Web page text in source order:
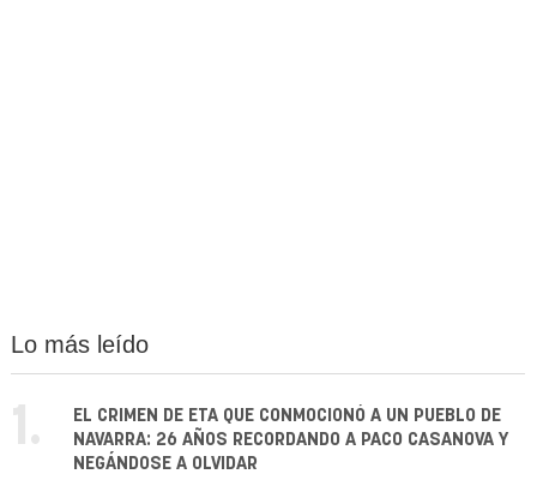
Lo más leído
1.
EL CRIMEN DE ETA QUE CONMOCIONÓ A UN PUEBLO DE
NAVARRA: 26 AÑOS RECORDANDO A PACO CASANOVA Y
NEGÁNDOSE A OLVIDAR